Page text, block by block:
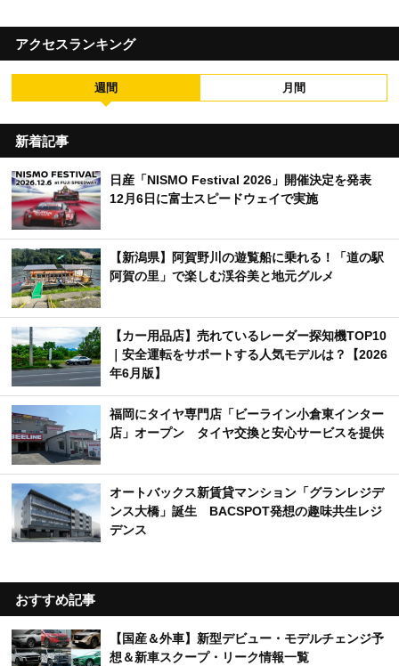
アクセスランキング
週間 月間
新着記事
日産「NISMO Festival 2026」開催決定を発表
12月6日に富士スピードウェイで実施
【新潟県】阿賀野川の遊覧船に乗れる！「道の駅
阿賀の里」で楽しむ渓谷美と地元グルメ
【カー用品店】売れているレーダー探知機TOP10
｜安全運転をサポートする人気モデルは？【2026
年6月版】
福岡にタイヤ専門店「ビーライン小倉東インター
店」オープン タイヤ交換と安心サービスを提供
オートバックス新賃貸マンション「グランレジデ
ンス大橋」誕生 BACSPOT発想の趣味共生レジ
デンス
おすすめ記事
【国産＆外車】新型デビュー・モデルチェンジ予
想＆新車スクープ・リーク情報一覧